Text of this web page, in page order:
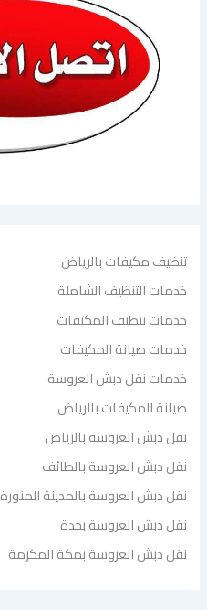
تنظيف مكيفات بالرياض
خدمات التنظيف الشاملة
خدمات تنظيف المكيفات
خدمات صيانة المكيفات
خدمات نقل دبش العروسة
صيانة المكيفات بالرياض
نقل دبش العروسة بالرياض
نقل دبش العروسة بالطائف
نقل دبش العروسة بالمدينة المنورة
نقل دبش العروسة بجدة
نقل دبش العروسة بمكة المكرمة